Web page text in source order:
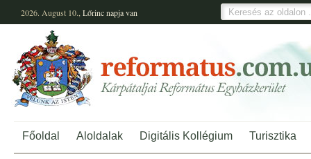
2026. August 10., Lőrincnapja van
Főoldal Aloldalak Digitális Kollégium Turisztika